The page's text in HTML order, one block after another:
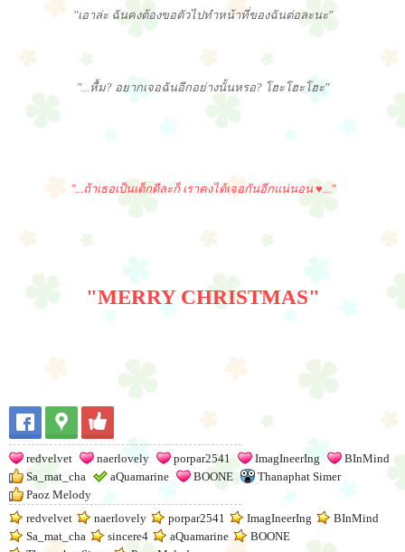
"เอาล่ะ ฉันคงต้องขอตัวไปทำหน้าที่ของฉันต่อละนะ"
"...หื้ม? อยากเจอฉันอีกอย่างนั้นหรอ? โฮะโฮะโฮะ"
"...ถ้าเธอเป็นเด็กดีละก็ เราคงได้เจอกันอีกแน่นอน ♥..."
"MERRY CHRISTMAS"
redvelvet naerlovely porpar2541 ImagIneerIng
BInMind
Sa_mat_cha
aQuamarine BOONE
Thanaphat Simer
Paoz Melody
redvelvet
naerlovely porpar2541 ImagIneerIng
BInMind
Sa_mat_cha
sincere4 aQuamarine
BOONE